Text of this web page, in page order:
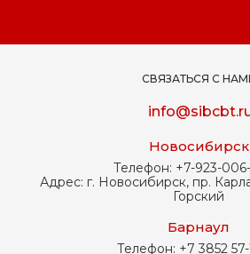
СВЯЗАТЬСЯ С
Новосибирск
Телефон: +7-923-
Адрес: г. Новосибирск, пр.
Горский
Барнаул
Телефон: +7 3852